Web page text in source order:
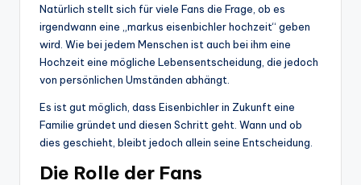
Natürlich stellt sich für viele Fans die Frage, ob es
irgendwann eine „markus eisenbichler hochzeit“ geben
wird. Wie bei jedem Menschen ist auch bei ihm eine
Hochzeit eine mögliche Lebensentscheidung, die jedoch
von persönlichen Umständen abhängt.
Es ist gut möglich, dass Eisenbichler in Zukunft eine
Familie gründet und diesen Schritt geht. Wann und ob
dies geschieht, bleibt jedoch allein seine Entscheidung.
Die Rolle der Fans